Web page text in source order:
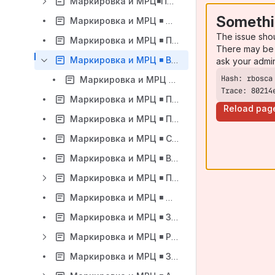
Маркировка и МРЦ ◾️ Ограничение количества маркированных товаров в одном чеке
Маркировка и МРЦ ◾️ Примеры импорта маркированных товаров
Маркировка и МРЦ ◾️ Включение режима продажи для маркированных товаров
Маркировка и МРЦ ◾️ Реестр поддержки категорий маркировки SetRetail/SetMark
Маркировка и МРЦ ◾️ Получение веса товара полученного из марки
Маркировка и МРЦ ◾️ Продажа маркированных товаров по упрощенной схеме вместе с немаркированными товарами
Маркировка и МРЦ ◾️ Cредства индивидуальной защиты (СИЗ)
Маркировка и МРЦ ◾️ Возврат товаров по чеку основанию без запроса сканирования марок
Маркировка и МРЦ ◾️ Плагин проверки марок в сервисе Честный Знак
Маркировка и МРЦ ◾️ Модуль Честный Знак. Изменение способа авторизации модуля проверки сроков годности
Маркировка и МРЦ ◾️ Звуковой сигнал на ФР при сканировании некорректной марки
Маркировка и МРЦ ◾️ Разрешительный режим на кассе
Маркировка и МРЦ ◾️ Запрет продажи по КМ для некоторых типов маркировки
The issue
There may
ask your
Trace:
Reload